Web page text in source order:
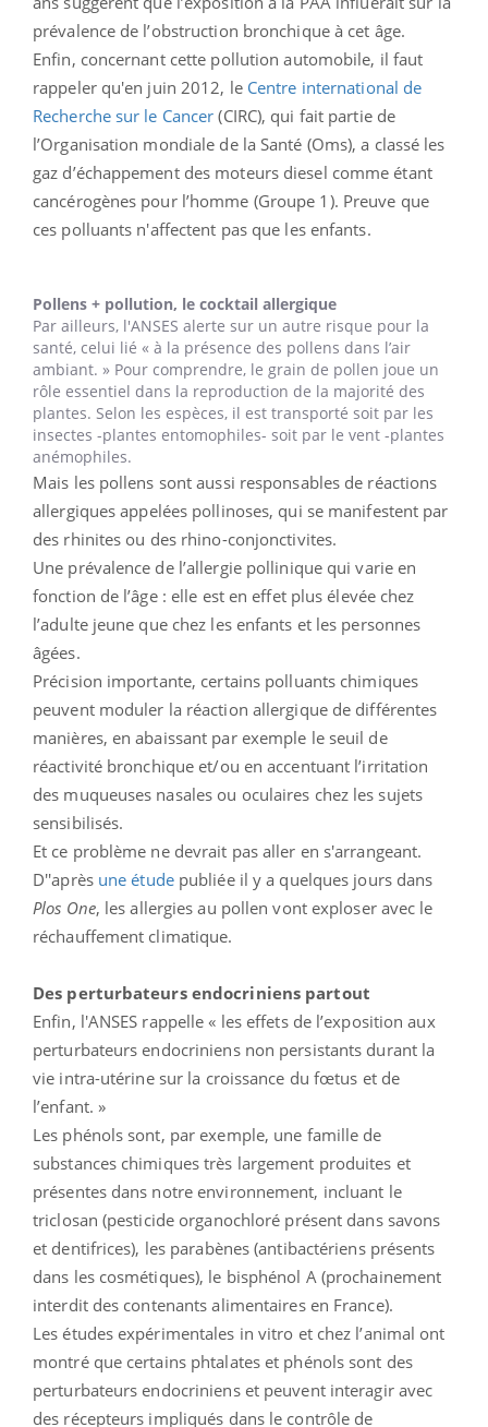
prévalence de l’obstruction bronchique à cet âge.
Enfin, concernant cette pollution automobile, il faut
rappeler qu'en juin 2012, le Centre international de
Recherche sur le Cancer (CIRC), qui fait partie de
l’Organisation mondiale de la Santé (Oms), a classé les
gaz d’échappement des moteurs diesel comme étant
cancérogènes pour l’homme (Groupe 1). Preuve que
ces polluants n'affectent pas que les enfants.
Pollens + pollution, le cocktail allergique
Par ailleurs, l'ANSES alerte sur un autre risque pour la
santé, celui lié « à la présence des pollens dans l’air
ambiant. » Pour comprendre, le grain de pollen joue un
rôle essentiel dans la reproduction de la majorité des
plantes. Selon les espèces, il est transporté soit par les
insectes -plantes entomophiles- soit par le vent -plantes
anémophiles.
Mais les pollens sont aussi responsables de réactions
allergiques appelées pollinoses, qui se manifestent par
des rhinites ou des rhino-conjonctivites.
Une prévalence de l’allergie pollinique qui varie en
fonction de l’âge : elle est en effet plus élevée chez
l’adulte jeune que chez les enfants et les personnes
âgées.
Précision importante, certains polluants chimiques
peuvent moduler la réaction allergique de différentes
manières, en abaissant par exemple le seuil de
réactivité bronchique et/ou en accentuant l’irritation
des muqueuses nasales ou oculaires chez les sujets
sensibilisés.
Et ce problème ne devrait pas aller en s'arrangeant.
D''après une étudepubliée il y a quelques jours dans
Plos One, les allergies au pollen vont exploser avec le
réchauffement climatique.
Des perturbateurs endocriniens partout
Enfin, l'ANSES rappelle « les effets de l’exposition aux
perturbateurs endocriniens non persistants durant la
vie intra-utérine sur la croissance du fœtus et de
l’enfant. »
Les phénols sont, par exemple, une famille de
substances chimiques très largement produites et
présentes dans notre environnement, incluant le
triclosan (pesticide organochloré présent dans savons
et dentifrices), les parabènes (antibactériens présents
dans les cosmétiques), le bisphénol A (prochainement
interdit des contenants alimentaires en France).
Les études expérimentales in vitro et chez l’animal ont
montré que certains phtalates et phénols sont des
perturbateurs endocriniens et peuvent interagir avec
des récepteurs impliqués dans le contrôle de